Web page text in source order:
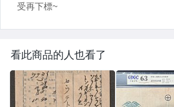
看此商品的人也看了